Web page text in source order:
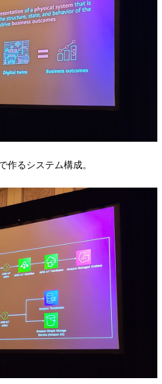
るシステム構成。